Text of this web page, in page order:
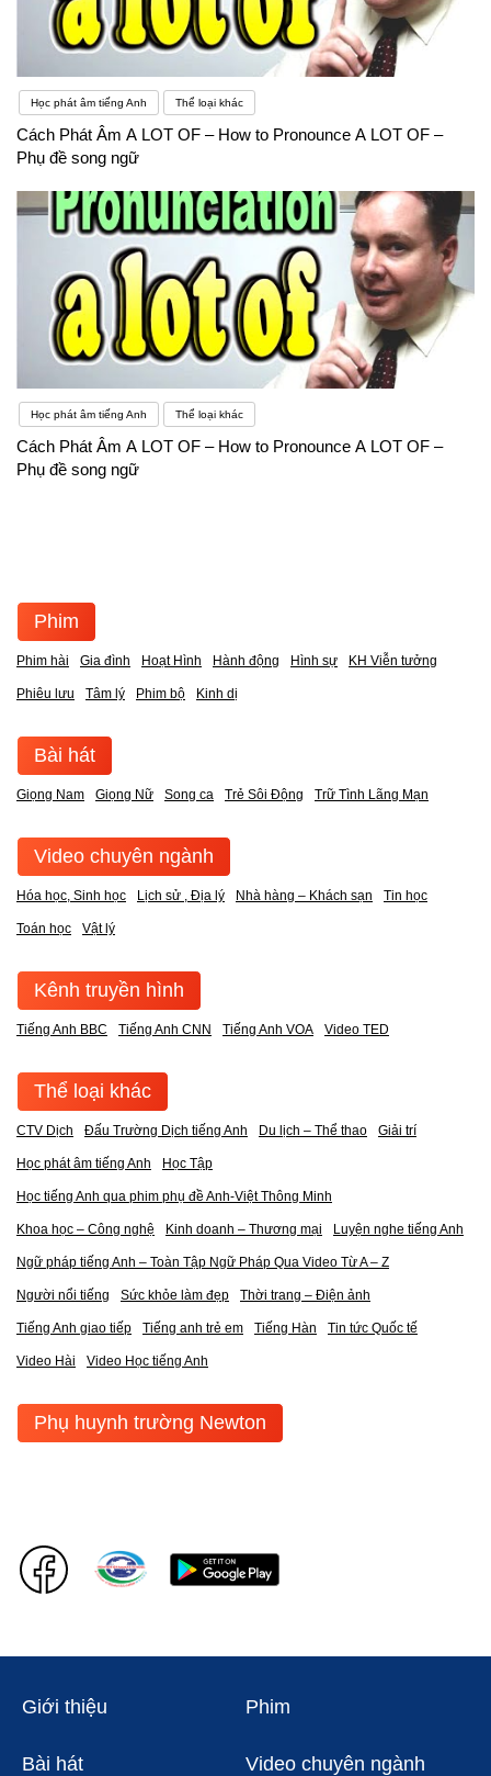
Học phát âm tiếng Anh Thể loại khác
Cách Phát Âm A LOT OF – How to Pronounce A LOT OF –
Phụ đề song ngữ
Học phát âm tiếng Anh Thể loại khác
Cách Phát Âm A LOT OF – How to Pronounce A LOT OF –
Phụ đề song ngữ
Phim
Phim hài Gia đình Hoạt Hình Hành động Hình sự KH Viễn tưởng
Phiêu lưu Tâm lý Phim bộ Kinh dị
Bài hát
Giọng Nam Giọng Nữ Song ca Trẻ Sôi Động Trữ Tình Lãng Mạn
Video chuyên ngành
Hóa học, Sinh học Lịch sử , Địa lý Nhà hàng – Khách sạn Tin học
Toán học Vật lý
Kênh truyền hình
Tiếng Anh BBC Tiếng Anh CNN Tiếng Anh VOA Video TED
Thể loại khác
CTV Dịch Đấu Trường Dịch tiếng Anh Du lịch – Thể thao Giải trí
Học phát âm tiếng Anh Học Tập
Học tiếng Anh qua phim phụ đề Anh-Việt Thông Minh
Khoa học – Công nghệ Kinh doanh – Thương mại Luyện nghe tiếng Anh
Ngữ pháp tiếng Anh – Toàn Tập Ngữ Pháp Qua Video Từ A – Z
Người nổi tiếng Sức khỏe làm đẹp Thời trang – Điện ảnh
Tiếng Anh giao tiếp Tiếng anh trẻ em Tiếng Hàn Tin tức Quốc tế
Video Hài Video Học tiếng Anh
Phụ huynh trường Newton
Giới thiệu Phim
Bài hát Video chuyên ngành